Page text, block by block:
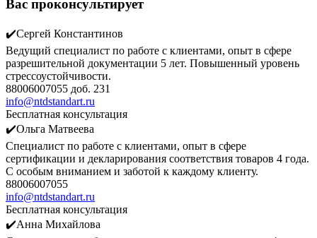
Вас проконсультирует
✔️Сергей Константинов
Ведущий специалист по работе с клиентами, опыт в сфере
разрешительной документации 5 лет. Повышенный уровень
стрессоустойчивости.
88006007055 доб. 231
info@ntdstandart.ru
Бесплатная консультация
✔️Ольга Матвеева
Специалист по работе с клиентами, опыт в сфере
сертификации и декларирования соответствия товаров 4 года.
С особым вниманием и заботой к каждому клиенту.
88006007055
info@ntdstandart.ru
Бесплатная консультация
✔️Анна Михайлова